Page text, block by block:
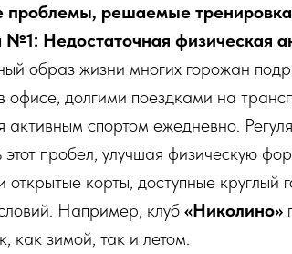
решаемые
Недостаточная физическая
образ жизни многих горожан
офисе, долгими поездками на
активным спортом ежедневно.
этот пробел, улучшая физическую
открытые корты, доступные круглый
Например, клуб «Николино»
как зимой, так и летом.